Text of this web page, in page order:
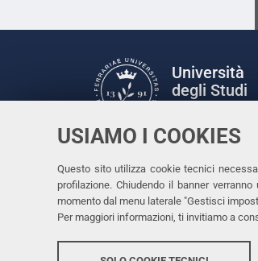
USIAMO I COOKIES
Questo sito utilizza cookie tecnici
profilazione. Chiudendo il banner
momento dal menu laterale "Gestisci
Per maggiori informazioni, ti invitiamo a
Università
degli Studi
Facebook
Linkedin